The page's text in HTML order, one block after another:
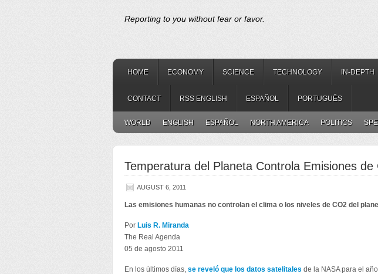
Reporting to you without fear or favor.
HOME ECONOMY SCIENCE TECHNOLOGY IN-DEPTH
CONTACT RSS ENGLISH ESPAÑOL PORTUGUÊS
WORLD ENGLISH ESPAÑOL NORTH AMERICA POLITICS
Temperatura del Planeta Controla Emisiones
AUGUST 6, 2011
Las emisiones humanas no controlan el clima o los niveles de CO2 del
Por Luis R. Miranda
The Real Agenda
05 de agosto 2011
En los últimos días, se reveló que los datos satelitales de la NASA para el